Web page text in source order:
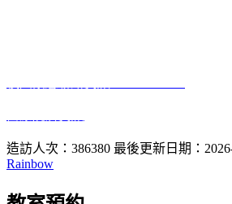
造訪人次：386380 最後更新日期：
Rainbow